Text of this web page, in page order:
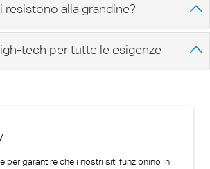
resistono alla grandine?
tech per tutte le esigenze
per garantire che i nostri siti funzionino in